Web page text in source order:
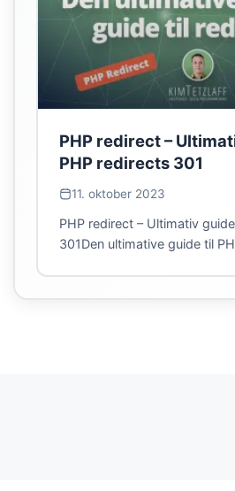
PHP redirect –
PHP redirects 301
11. oktober 2023
PHP redirect – Ultimativ
301Den ultimative guide til